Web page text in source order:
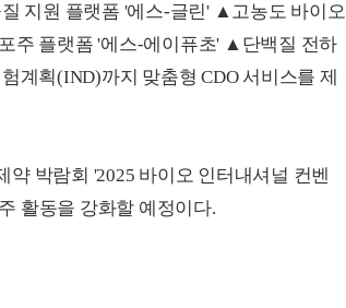
지원 플랫폼 '에스-글린' ▲고농도 바이오
주 플랫폼 '에스-에이퓨초' ▲단백질 전하
계획(IND)까지 맞춤형 CDO 서비스를 제
박람회 '2025 바이오 인터내셔널 컨벤
활동을 강화할 예정이다.